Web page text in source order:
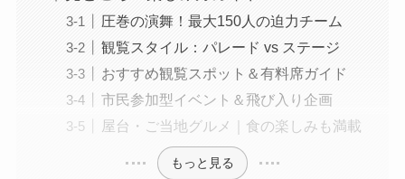
圧巻の演舞！最大150人の迫力チーム
観覧スタイル：パレード vs ステージ
おすすめ観覧スポット＆有料席ガイド
市民参加型イベント＆飛び入り企画
屋台・ご当地グルメ｜食の楽しみも満載
もっと見る